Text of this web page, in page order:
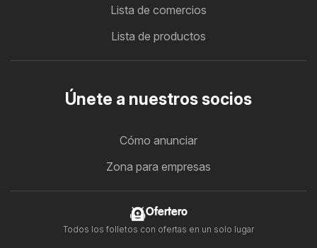
Lista de comercios
Lista de productos
Únete a nuestros socios
Cómo anunciar
Zona para empresas
Ofertero
Todos los folletos con ofertas en un solo lugar